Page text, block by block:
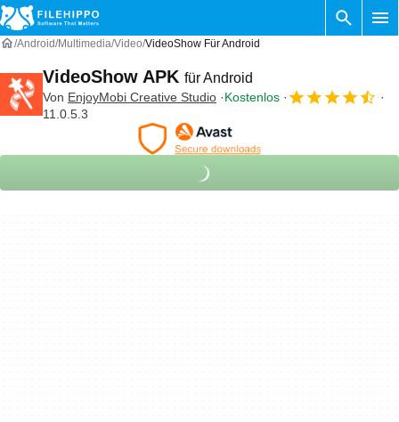
Android Multimedia Video VideoShow Für Android
VideoShow APK für Android
Von EnjoyMobi Creative Studio
Kostenlos
11.0.5.3